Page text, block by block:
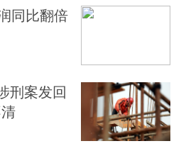
同比翻倍
刑案发回